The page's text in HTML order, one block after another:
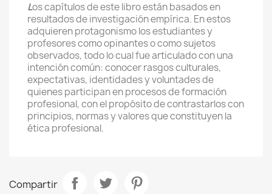
Los capítulos de este libro están basados en
resultados de investigación empírica. En estos
adquieren protagonismo los estudiantes y
profesores como opinantes o como sujetos
observados, todo lo cual fue articulado con una
intención común: conocer rasgos culturales,
expectativas, identidades y voluntades de
quienes participan en procesos de formación
profesional, con el propósito de contrastarlos con
principios, normas y valores que constituyen la
ética profesional.
Compartir